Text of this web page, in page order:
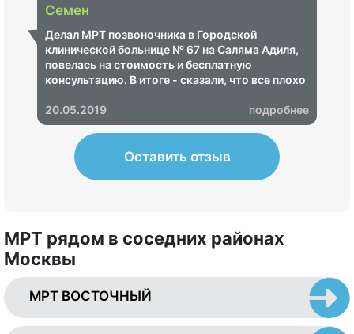
Семен
Делал МРТ позвоночника в Городской
клинической больнице № 67 на Саляма Адиля,
повелась на стоимость и бесплатную
консультацию. В итоге - сказали, что все плохо
на 68 000 рублей. Показал своему неврологу -
итог - МРТ не информативное, пришлось
переделывать в другом центре, где показало,
что ничего страшного нет.
20.05.2019 подробнее
Оставить отзыв
МРТ рядом в соседних районах
Москвы
МРТ ВОСТОЧНЫЙ